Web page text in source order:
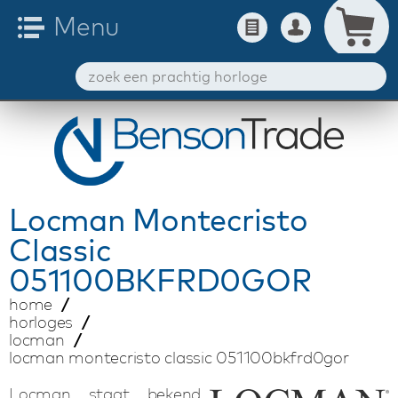
Locman Montecristo
Classic
051100BKFRD0GOR
home
horloges
locman
locman montecristo classic 051100bkfrd0gor